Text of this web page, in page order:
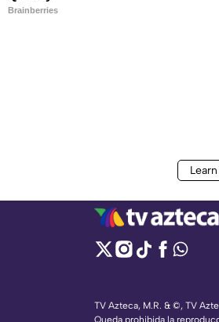
TV Azteca, M.R. & ©, TV
Queda prohibida la